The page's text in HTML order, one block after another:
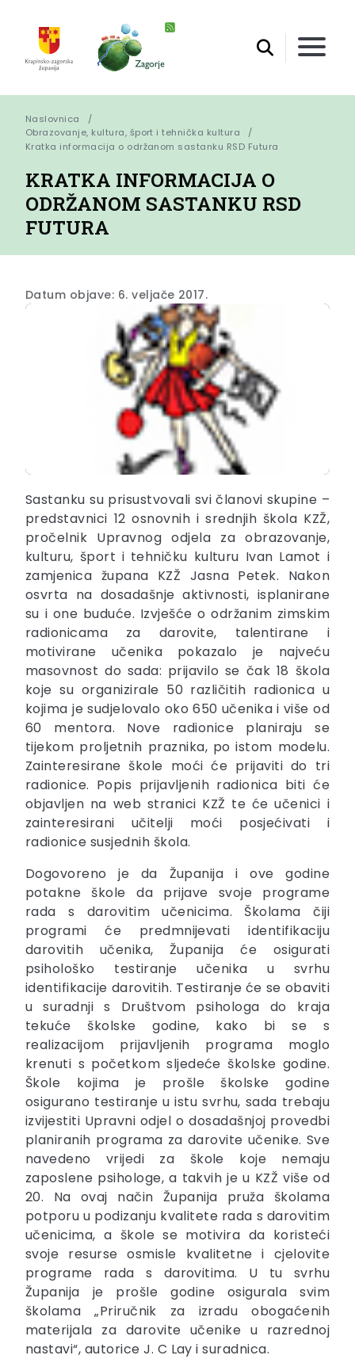
Naslovnica
Obrazovanje, kultura, šport i tehnička kultura
Kratka informacija o održanom sastanku RSD Futura
KRATKA INFORMACIJA O
ODRŽANOM SASTANKU RSD
FUTURA
Datum objave: 6. veljače 2017.
Sastanku su prisustvovali svi članovi skupine –
predstavnici 12 osnovnih i srednjih škola KZŽ,
pročelnik Upravnog odjela za obrazovanje,
kulturu, šport i tehničku kulturu Ivan Lamot i
zamjenica župana KZŽ Jasna Petek. Nakon
osvrta na dosadašnje aktivnosti, isplanirane
su i one buduće. Izvješće o održanim zimskim
radionicama za darovite, talentirane i
motivirane učenika pokazalo je najveću
masovnost do sada: prijavilo se čak 18 škola
koje su organizirale 50 različitih radionica u
kojima je sudjelovalo oko 650 učenika i više od
60 mentora. Nove radionice planiraju se
tijekom proljetnih praznika, po istom modelu.
Zainteresirane škole moći će prijaviti do tri
radionice. Popis prijavljenih radionica biti će
objavljen na web stranici KZŽ te će učenici i
zainteresirani učitelji moći posjećivati i
radionice susjednih škola.
Dogovoreno je da Županija i ove godine
potakne škole da prijave svoje programe
rada s darovitim učenicima. Školama čiji
programi će predmnijevati identifikaciju
darovitih učenika, Županija će osigurati
psihološko testiranje učenika u svrhu
identifikacije darovitih. Testiranje će se obaviti
u suradnji s Društvom psihologa do kraja
tekuće školske godine, kako bi se s
realizacijom prijavljenih programa moglo
krenuti s početkom sljedeće školske godine.
Škole kojima je prošle školske godine
osigurano testiranje u istu svrhu, sada trebaju
izvijestiti Upravni odjel o dosadašnjoj provedbi
planiranih programa za darovite učenike. Sve
navedeno vrijedi za škole koje nemaju
zaposlene psihologe, a takvih je u KZŽ više od
20. Na ovaj način Županija pruža školama
potporu u podizanju kvalitete rada s darovitim
učenicima, a škole se motivira da koristeći
svoje resurse osmisle kvalitetne i cjelovite
programe rada s darovitima. U tu svrhu
Županija je prošle godine osigurala svim
školama „Priručnik za izradu obogaćenih
materijala za darovite učenike u razrednoj
nastavi“, autorice J. C Lay i suradnica.